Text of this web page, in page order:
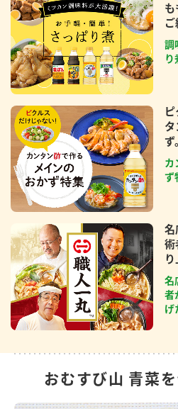
も
ご
調
り
タ
ず。
カ
ず
名
術
名
者
げ
おむすび山 青菜